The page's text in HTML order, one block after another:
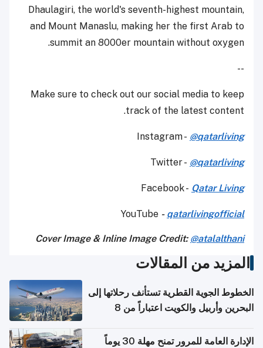
Dhaulagiri, the world's seventh-highest mountain,
and Mount Manaslu, making her the first Arab to
summit an 8000er mountain without oxygen.
--
Make sure to check out our social media to keep
track of the latest content.
Instagram - @qatarliving
Twitter - @qatarliving
Facebook - Qatar Living
YouTube - qatarlivingofficial
Cover Image & Inline Image Credit: @atalalthani
المزيد من المقالات
الخطوط الجوية القطرية تستأنف رحلاتها إلى
البحرين وأربيل والكويت اعتباراً من 8
الإدارة العامة للمرور تمنح مهلة 30 يوماً